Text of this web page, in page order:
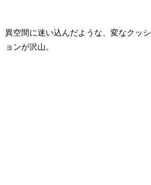
異空間に迷い込んだような、変なクッシ
ョンが沢山。